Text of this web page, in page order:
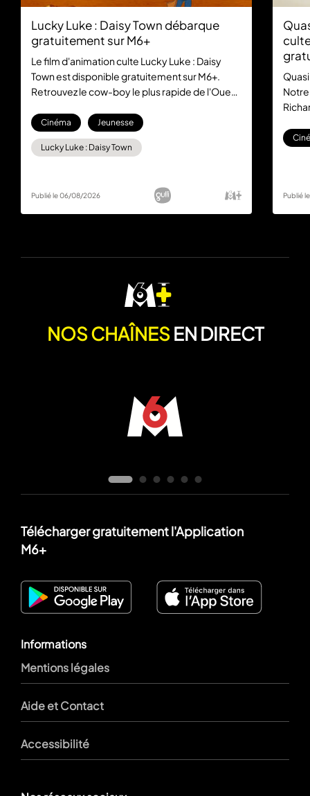
Lucky Luke : Daisy Town débarque
gratuitement sur M6+
Le film d'animation culte Lucky Luke : Daisy
Town est disponible gratuitement sur M6+.
Retrouvez le cow-boy le plus rapide de l'Ouest
abonnement.
Cinéma Jeunesse
Lucky Luke : Daisy Town
Publié le 06/08/2026 Publié
NOS CHAÎNESEN DIRECT
Télécharger gratuitement l'Application
M6+
Informations
Mentions légales
Aide et Contact
Accessibilité